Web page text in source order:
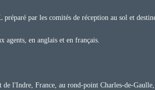
par les comités de réception au sol et
agents, en anglais et en français.
de l'Indre, France, au rond-point Charles-de-